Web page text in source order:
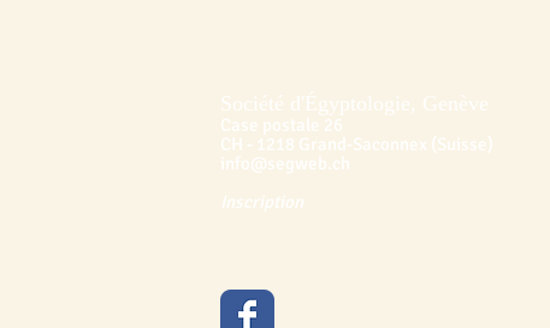
Société d'Égyptologie, Genève
Case postale 26
CH - 1218 Grand-Saconnex (Suisse)
info@segweb.ch
Inscription